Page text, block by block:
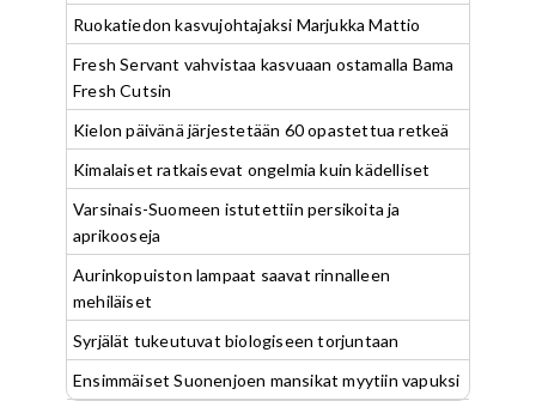
Ruokatiedon kasvujohtajaksi Marjukka Mattio
Fresh Servant vahvistaa kasvuaan ostamalla Bama
Fresh Cutsin
Kielon päivänä järjestetään 60 opastettua retkeä
Kimalaiset ratkaisevat ongelmia kuin kädelliset
Varsinais-Suomeen istutettiin persikoita ja
aprikooseja
Aurinkopuiston lampaat saavat rinnalleen
mehiläiset
Syrjälät tukeutuvat biologiseen torjuntaan
Ensimmäiset Suonenjoen mansikat myytiin vapuksi